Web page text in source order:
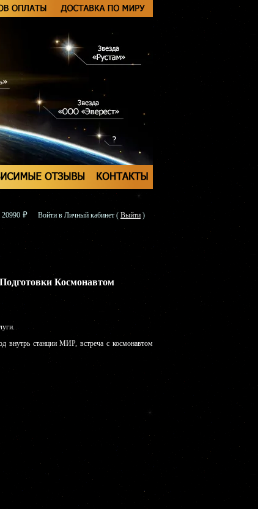
20990 Войти в Личный кабинет ( Выйти )
Космонавтом
внутрь станции МИР, встреча с космонавтом